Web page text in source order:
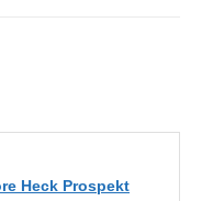
Heck Prospekt